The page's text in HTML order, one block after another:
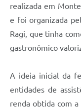
realizada em
e foi organizada
Ragi, que tinha
gastronômico
A ideia inicial da
entidades de
renda obtida com